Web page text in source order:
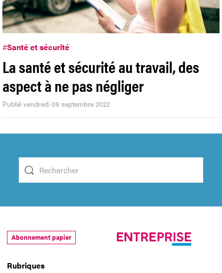
#Santé et sécurité
La santé et sécurité au travail, des
aspect à ne pas négliger
Publié vendredi 09 septembre 2022
Rubriques
Abonnement papier